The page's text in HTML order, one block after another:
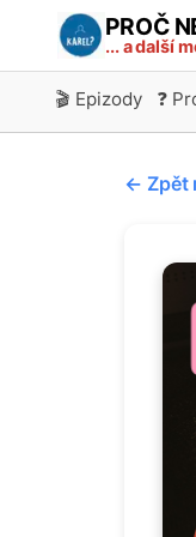
PROČ
... a další
🎬 Epizody ❓
← Zpět